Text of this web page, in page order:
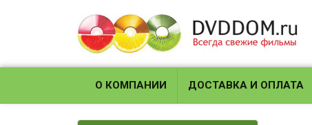
О КОМПАНИИ ДОСТАВКА И ОПЛАТА